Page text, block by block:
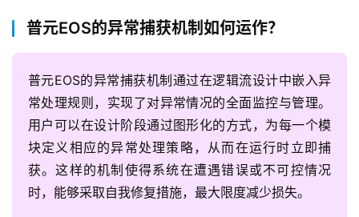
普元EOS的异常捕获机制如何运作？
普元EOS的异常捕获机制通过在逻辑流设计中嵌入异
常处理规则，实现了对异常情况的全面监控与管理。
用户可以在设计阶段通过图形化的方式，为每一个模
块定义相应的异常处理策略，从而在运行时立即捕
获。这样的机制使得系统在遭遇错误或不可控情况
时，能够采取自我修复措施，最大限度减少损失。